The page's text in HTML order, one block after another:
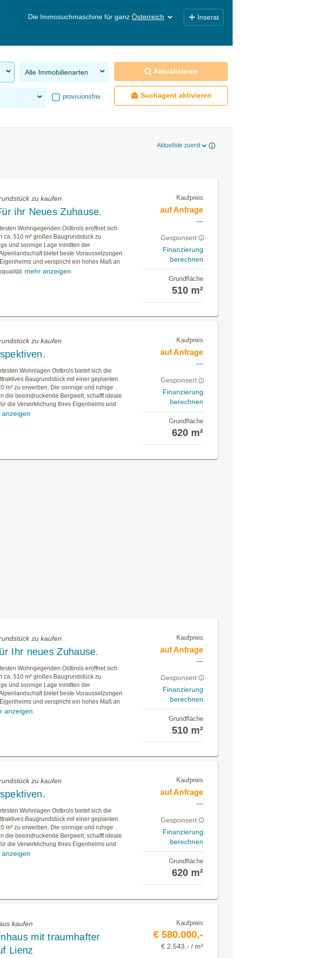
Die Immosuchmaschine für ganz Österreich Inserat
Alle Immobilienarten
provisionsfrei
Aktualisieren
Suchagent aktivieren
Aktuellste zuerst
zu kaufen
ihr Neues Zuhause.
Wohngegenden Osttirols eröffnet sich
ca. 510 m² großes Baugrundstück zu
und sonnige Lage inmitten der
bietet beste Voraussetzungen
und verspricht ein hohes Maß an
mehr anzeigen
Kaufpreis
auf Anfrage
—
Gesponsert
Finanzierung
berechnen
Grundfläche
510 m²
zu kaufen
Wohnlagen Osttirols bietet sich die
Baugrundstück mit einer geplanten
m² zu erwerben. Die sonnige und ruhige
die beeindruckende Bergwelt, schafft ideale
die Verwirklichung Ihres Eigenheims und
anzeigen
Kaufpreis
auf Anfrage
—
Gesponsert
Finanzierung
berechnen
Grundfläche
620 m²
zu kaufen
Ihr neues Zuhause.
Wohngegenden Osttirols eröffnet sich
ca. 510 m² großes Baugrundstück zu
und sonnige Lage inmitten der
bietet beste Voraussetzungen
und verspricht ein hohes Maß an
anzeigen
Kaufpreis
auf Anfrage
—
Gesponsert
Finanzierung
berechnen
Grundfläche
510 m²
zu kaufen
Wohnlagen Osttirols bietet sich die
Baugrundstück mit einer geplanten
m² zu erwerben. Die sonnige und ruhige
die beeindruckende Bergwelt, schafft ideale
die Verwirklichung Ihres Eigenheims und
anzeigen
Kaufpreis
auf Anfrage
—
Gesponsert
Finanzierung
berechnen
Grundfläche
620 m²
kaufen
mit traumhafter
Lienz
Kaufpreis
€ 580.000,-
€ 2.543,- / m²